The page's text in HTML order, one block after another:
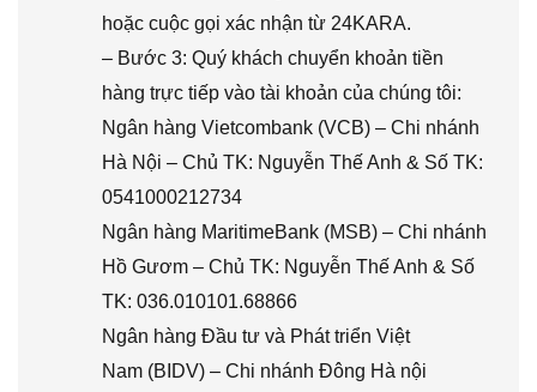
hoặc cuộc gọi xác nhận từ 24KARA.
– Bước 3: Quý khách chuyển khoản tiền
hàng trực tiếp vào tài khoản của chúng tôi:
Ngân hàng Vietcombank (VCB) – Chi nhánh
Hà Nội – Chủ TK: Nguyễn Thế Anh & Số TK:
0541000212734
Ngân hàng MaritimeBank (MSB) – Chi nhánh
Hồ Gươm – Chủ TK: Nguyễn Thế Anh & Số
TK: 036.010101.68866
Ngân hàng Đầu tư và Phát triển Việt
Nam (BIDV) – Chi nhánh Đông Hà nội